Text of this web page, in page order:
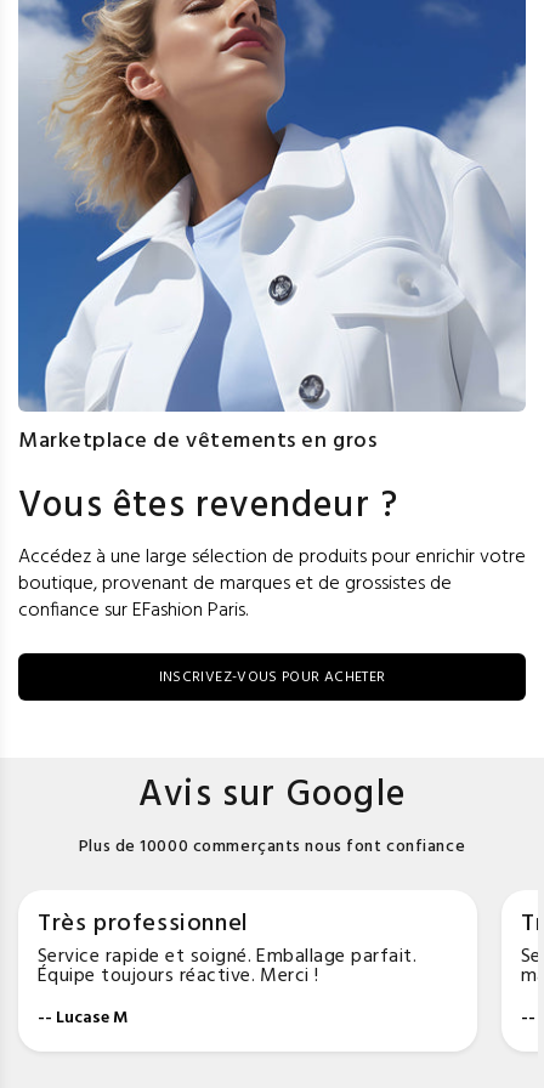
Marketplace de vêtements en gros
Vous êtes revendeur ?
Accédez à une large sélection de produits pour enrichir votre
boutique, provenant de marques et de grossistes de
confiance sur EFashion Paris.
INSCRIVEZ-VOUS POUR ACHETER
Avis sur Google
Plus de 10000 commerçants nous font confiance
Très professionnel
Service rapide et soigné. Emballage parfait.
Équipe toujours réactive. Merci !
-- Lucase M --